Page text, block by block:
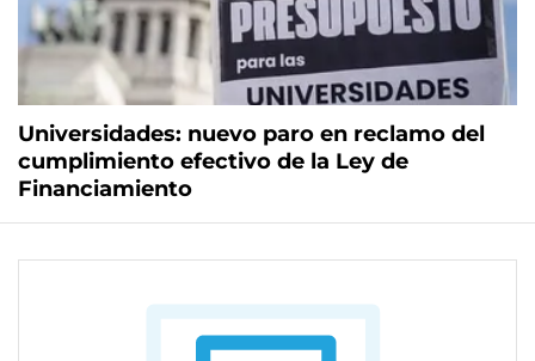
Universidades: nuevo paro en reclamo del
cumplimiento efectivo de la Ley de
Financiamiento